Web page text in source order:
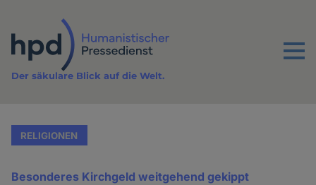
Inhalt
Menu
Der säkulare Blick auf die Welt.
RELIGIONEN
Besonderes Kirchgeld weitgehend gekippt